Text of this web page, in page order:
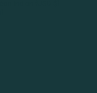
Indien (USD $)